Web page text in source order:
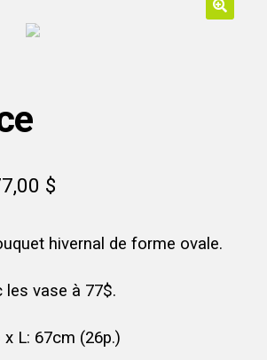
$Plage
prix :
70,00 $
77,00 $
hivernal de forme ovale.
les vase à 77$.
L: 67cm (26p.)